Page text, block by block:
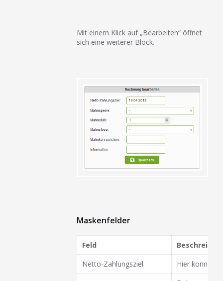
Mit einem Klick auf „Bearbeiten“ öffnet
sich eine weiterer Block.
Maskenfelder
Feld
Netto-Zahlungsziel
Hier können